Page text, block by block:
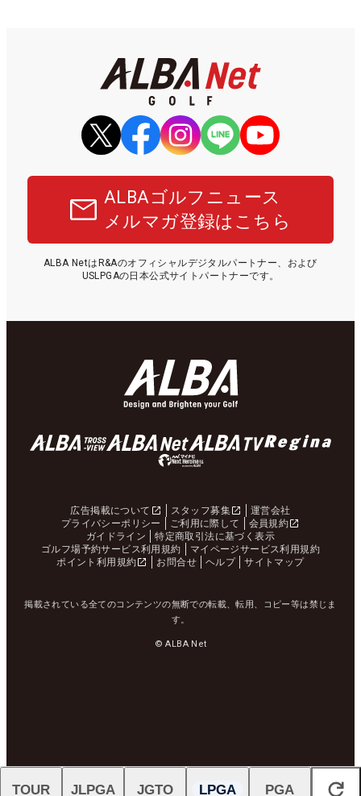
ALBAゴルフニュース
メルマガ登録はこちら
ALBA NetはR&Aのオフィシャルデジタルパートナー、および
USLPGAの日本公式サイトパートナーです。
広告掲載について スタッフ募集
運営会社
プライバシーポリシー
ご利用に際して
会員規約
ガイドライン
特定商取引法に基づく表示
ゴルフ場予約サービス利用規約
マイページサービス利用規約
ポイント利用規約
お問合せ ヘルプ サイトマップ
掲載されている全てのコンテンツの無断での転載、転用、コピー等は禁じま
す。
© ALBA Net
閉じる
TOUR JLPGA JGTO LPGA PGA